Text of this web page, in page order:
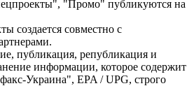
"Промо" публикуются на
создается совместно с
публикация, републикация и
информации, которое содержит
Украина", EPA / UPG, строго